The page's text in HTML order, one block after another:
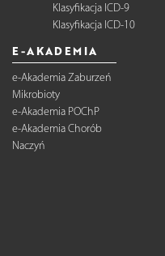
Klasyfikacja ICD-9
Klasyfikacja ICD-10
E-AKADEMIA
e-Akademia Zaburzeń
Mikrobioty
e-Akademia POChP
e-Akademia Chorób
Naczyń